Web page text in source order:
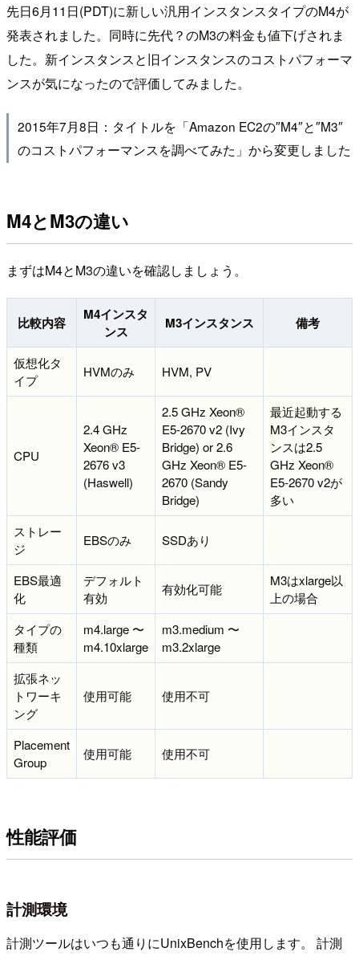
先日6月11日(PDT)に新しい汎用インスタンスタイプのM4が
発表されました。同時に先代？のM3の料金も値下げされま
した。新インスタンスと旧インスタンスのコストパフォーマ
ンスが気になったので評価してみました。
2015年7月8日：タイトルを「Amazon EC2の″M4″と″M3″
のコストパフォーマンスを調べてみた」から変更しました
M4とM3の違い
まずはM4とM3の違いを確認しましょう。
比較内容
M4インスタ
ンス
M3インスタンス 備考
仮想化タ
イプ
HVMのみ HVM, PV
CPU
2.4 GHz
Xeon® E5-
2676 v3
(Haswell)
2.5 GHz Xeon®
E5-2670 v2 (Ivy
Bridge) or 2.6
GHz Xeon® E5-
2670 (Sandy
Bridge)
最近起動する
M3インスタ
ンスは2.5
GHz Xeon®
E5-2670 v2が
多い
ストレー
ジ
EBSのみ SSDあり
EBS最適
化
デフォルト
有効
有効化可能
M3はxlarge以
上の場合
タイプの
種類
m4.large 〜
m4.10xlarge
m3.medium 〜
m3.2xlarge
拡張ネッ
トワーキ
ング
使用可能 使用不可
Placement
Group
使用可能 使用不可
性能評価
計測環境
計測ツールはいつも通りにUnixBenchを使用します。 計測